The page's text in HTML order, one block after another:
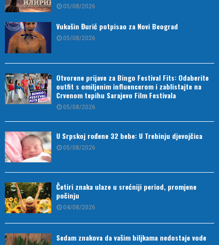
05/08/2026
Vukašin Đurić potpisao za Novi Beograd
05/08/2026
Otvorene prijave za Bingo Festival Fits: Odaberite
outfit s omiljenim influencerom i zablistajte na
Crvenom tepihu Sarajevo Film Festivala
05/08/2026
U Srpskoj rođene 32 bebe: U Trebinju djevojčica
05/08/2026
Četiri znaka ulaze u srećniji period, promjene
počinju
04/08/2026
Sedam znakova da vašim biljkama nedostaje vode